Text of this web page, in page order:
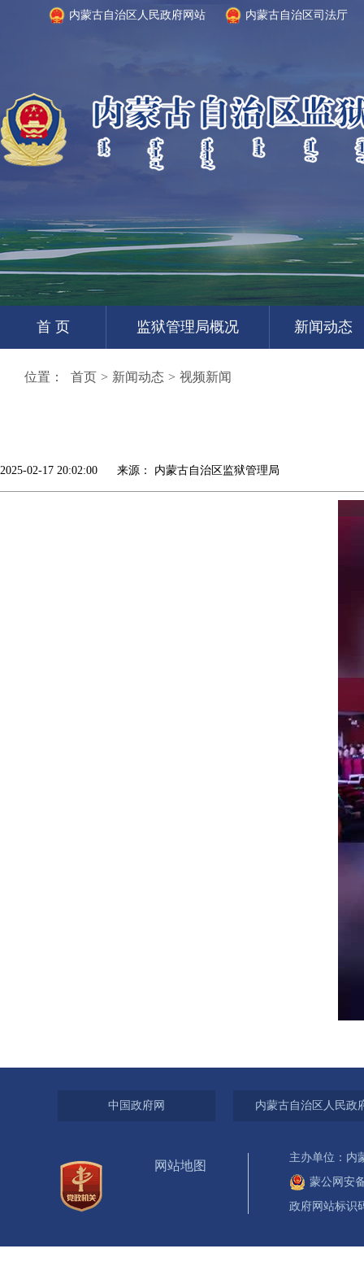
内蒙古自治区人民政府网站 内蒙古自治区司法厅
首 页 监狱管理局概况 新闻动态
位置： 首页 > 新闻动态 > 视频新闻
2025-02-17 20:02:00 来源： 内蒙古自治区监狱管理局
中国政府网 内蒙古自治区人民政
网站地图
主办单位：内
蒙公网安
政府网站标识